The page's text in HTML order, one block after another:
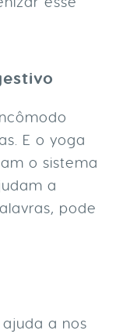
E o yoga
o sistema
a
pode
a nos